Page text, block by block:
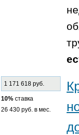
1 171 618 руб.
10% ставка
26 430 руб. в мес.